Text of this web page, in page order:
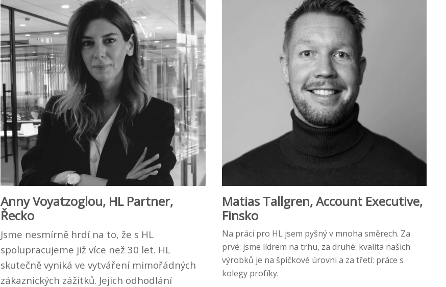
Anny Voyatzoglou, HL Partner,
Řecko
Jsme nesmírně hrdí na to, že s HL
spolupracujeme již více než 30 let. HL
skutečně vyniká ve vytváření mimořádných
zákaznických zážitků. Jejich odhodlání
Matias Tallgren, Account Executive,
Finsko
Na práci pro HL jsem pyšný v mnoha směrech. Za
prvé: jsme lídrem na trhu, za druhé: kvalita našich
výrobků je na špičkové úrovni a za třetí: práce s
kolegy profíky.